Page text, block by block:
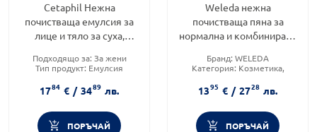
Cetaphil Нежна
почистваща емулсия за
лице и тяло за суха,
чувствителна кожа
Подходящо за: За жени
Тип продукт: Емулсия
1784 € / 3489 лв.
ПОРЪЧАЙ
Weleda нежна
почистваща пяна за
нормална и комбинирана
Бранд: WELEDA
Категория: Козметика,
Тип козметика:Натурална
козметика
1395 € / 2728 лв.
ПОРЪЧАЙ